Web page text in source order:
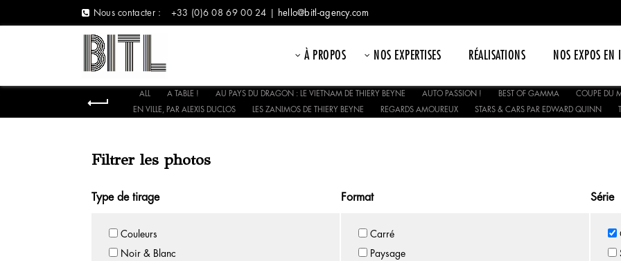
Nous contacter : +33 (0)6 08 69 00 24 | hello@bitl-agency.com
À PROPOS NOS EXPERTISES RÉALISATIONS NOS EXPOS EN
ALL A TABLE ! AU PAYS DU DRAGON : LE VIETNAM DE THIERY BEYNE AUTO PASSION ! BEST OF GAMMA COUPE DU
EN VILLE, PAR ALEXIS DUCLOS LES ZANIMOS DE THIERY BEYNE REGARDS AMOUREUX STARS & CARS PAR EDWARD QUINN
Filtrer les photos
Type de tirage
Couleurs
Noir & Blanc
Format
Carré
Paysage
Série